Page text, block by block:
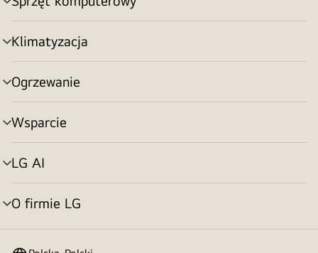
Przełącznik
menu
Klimatyzacja
Przełącznik
menu
Ogrzewanie
Przełącznik
menu
Wsparcie
Przełącznik
menu
LG AI
Przełącznik
menu
O firmie LG
Przełącznik